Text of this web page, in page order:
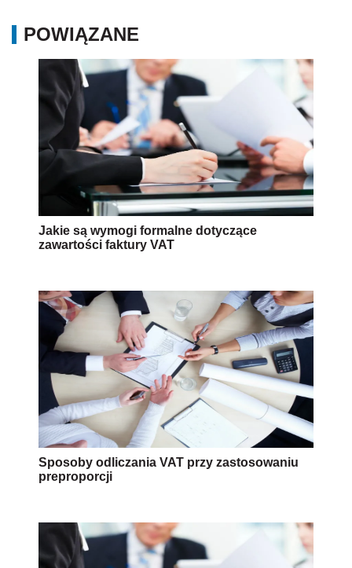
POWIĄZANE
Jakie są wymogi formalne dotyczące
zawartości faktury VAT
Sposoby odliczania VAT przy zastosowaniu
preproporcji